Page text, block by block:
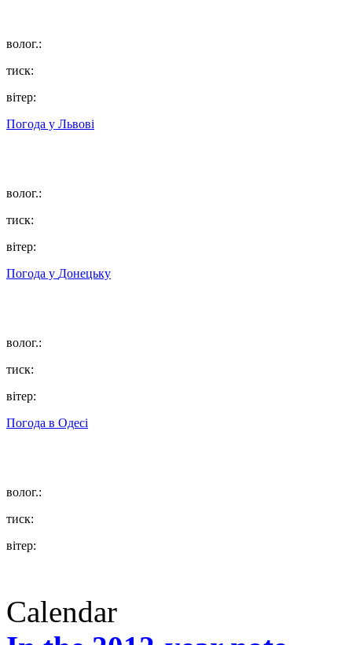
волог.:
тиск:
вітер:
Погода у Львові
волог.:
тиск:
вітер:
Погода у Донецьку
волог.:
тиск:
вітер:
Погода в Одесі
волог.:
тиск:
вітер:
Calendar